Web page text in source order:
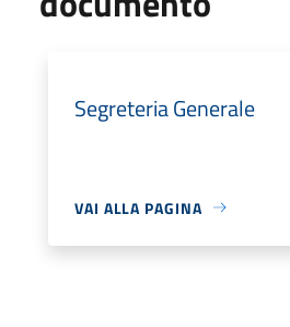
Segreteria Generale
VAI ALLA PAGINA